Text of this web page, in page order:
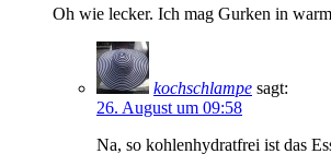
Oh wie lecker. Ich mag Gurken in
kochschlampe sagt:
26. August um 09:58
Na, so kohlenhydratfrei ist das